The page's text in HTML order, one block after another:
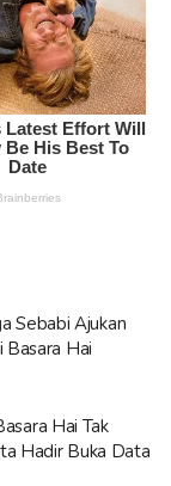
Sebabi Ajukan
Basara Hai
Hai Tak
Hadir Buka Data